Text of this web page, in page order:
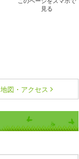
見る
地図・アクセス